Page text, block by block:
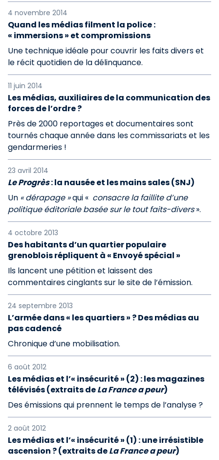
4 novembre 2014
Quand les médias filment la police :
« immersions » et compromissions
Une technique idéale pour couvrir les faits divers et
le récit quotidien de la délinquance.
11 juin 2014
Les médias, auxiliaires de la communication des
forces de l’ordre ?
Près de 2000 reportages et documentaires sont
tournés chaque année dans les commissariats et les
gendarmeries !
23 avril 2014
Le Progrès: la nausée et les mains sales (SNJ)
Un « dérapage »qui « consacre la faillite d’une
politique éditoriale basée sur le tout faits-divers».
4 octobre 2013
Des habitants d’un quartier populaire
grenoblois répliquent à « Envoyé spécial »
Ils lancent une pétition et laissent des
commentaires cinglants sur le site de l’émission.
24 septembre 2013
L’armée dans « les quartiers » ? Des médias au
pas cadencé
Chronique d’une mobilisation.
6 août 2012
Les médias et l’« insécurité » (2) : les magazines
télévisés (extraits deLa France a peur)
Des émissions qui prennent le temps de l’analyse ?
2 août 2012
Les médias et l’« insécurité » (1) : une irrésistible
ascension ? (extraits deLa France a peur)